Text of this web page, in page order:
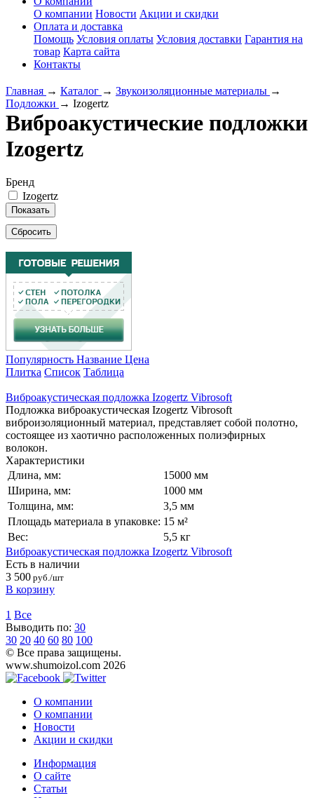
О компании Новости Акции и скидки
Оплата и доставка
Помощь Условия оплаты Условия доставки Гарантия на
товар Карта сайта
Контакты
Главная → Каталог → Звукоизоляционные материалы →
Подложки → Izogertz
Виброакустические подложки
Izogertz
Бренд
Izogertz
Показать
Сбросить
Популярность Название Цена
Плитка Список Таблица
Виброакустическая подложка Izogertz Vibrosoft
Подложка виброакустическая Izogertz Vibrosoft
виброизоляционный материал, представляет собой полотно,
состоящее из хаотично расположенных полиэфирных
волокон.
Характеристики
Длина, мм:
15000 мм
Ширина, мм:
1000 мм
Толщина, мм:
3,5 мм
Площадь материала в упаковке: 15 м²
Вес:
5,5 кг
Виброакустическая подложка Izogertz Vibrosoft
Есть в наличии
3 500 руб./шт
В корзину
1 Все
Выводить по: 30
30 20 40 60 80 100
© Все права защищены.
www.shumoizol.com 2026
О компании
О компании
Новости
Акции и скидки
Информация
О сайте
Статьи